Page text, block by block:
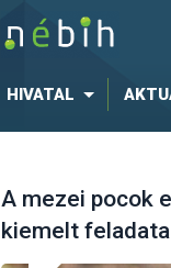
HIVATAL
A mezei pocok
kiemelt feladata